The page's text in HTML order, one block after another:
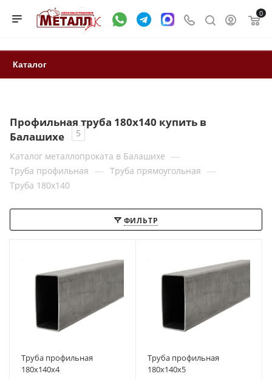
0
Каталог
Профильная труба 180x140 купить в
Балашихе
5
Каталог металлопроката в Балашихе —
Труба профильная — Труба прямоугольная —
Труба 180x140
ФИЛЬТР
Труба профильная
180х140x4
Труба профильная
180х140x5